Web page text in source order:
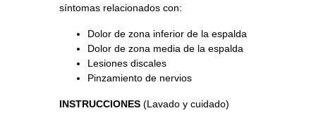
síntomas relacionados con:
Dolor de zona inferior de la espalda
Dolor de zona media de la espalda
Lesiones discales
Pinzamiento de nervios
INSTRUCCIONES (Lavado y cuidado)